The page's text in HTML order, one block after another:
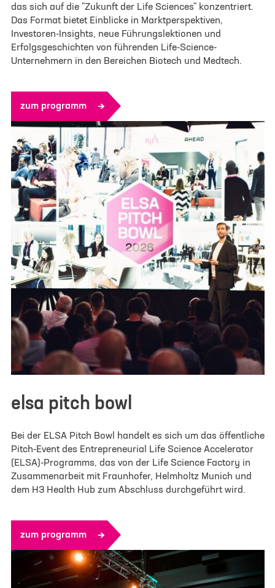
das sich auf die "Zukunft der Life Sciences" konzentriert.
Das Format bietet Einblicke in Marktperspektiven,
Investoren-Insights, neue Führungslektionen und
Erfolgsgeschichten von führenden Life-Science-
Unternehmern in den Bereichen Biotech und Medtech.
zum programm
elsa pitch bowl
Bei der ELSA Pitch Bowl handelt es sich um das öffentliche
Pitch-Event des Entrepreneurial Life Science Accelerator
(ELSA)-Programms, das von der Life Science Factory in
Zusammenarbeit mit Fraunhofer, Helmholtz Munich und
dem H3 Health Hub zum Abschluss durchgeführt wird.
zum programm